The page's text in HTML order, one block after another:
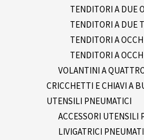
TENDITORI A DUE
TENDITORI A DUE
TENDITORI A
TENDITORI A
VOLANTINI A
CRICCHETTI E CHIAVI A
UTENSILI PNEUMATICI
ACCESSORI UTENSILI
LIVIGATRICI